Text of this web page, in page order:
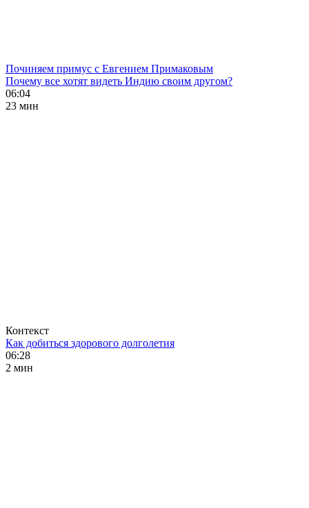
Починяем примус с Евгением Примаковым
Почему все хотят видеть Индию своим другом?
06:04
23 мин
Контекст
Как добиться здорового долголетия
06:28
2 мин